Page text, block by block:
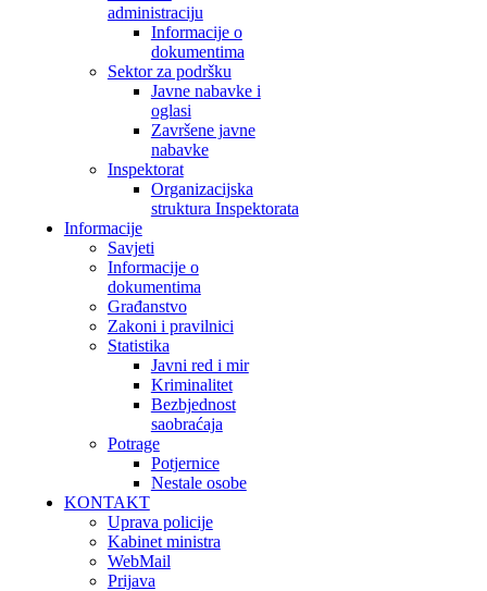
administraciju
Informacije o
dokumentima
Sektor za podršku
Javne nabavke i
oglasi
Završene javne
nabavke
Inspektorat
Organizacijska
struktura Inspektorata
Informacije
Savjeti
Informacije o
dokumentima
Građanstvo
Zakoni i pravilnici
Statistika
Javni red i mir
Kriminalitet
Bezbjednost
saobraćaja
Potrage
Potjernice
Nestale osobe
KONTAKT
Uprava policije
Kabinet ministra
WebMail
Prijava